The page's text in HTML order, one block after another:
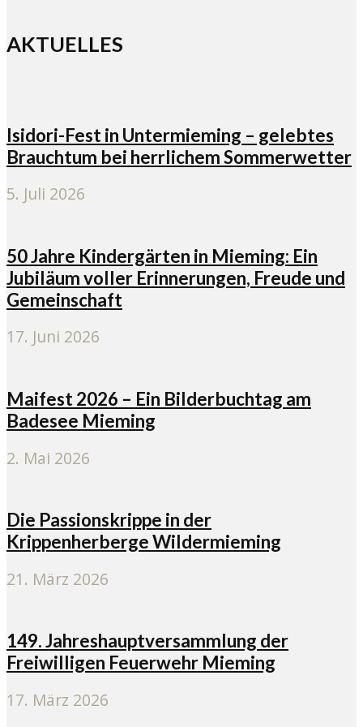
AKTUELLES
Isidori-Fest in Untermieming – gelebtes
Brauchtum bei herrlichem Sommerwetter
5. Juli 2026
50 Jahre Kindergärten in Mieming: Ein
Jubiläum voller Erinnerungen, Freude und
Gemeinschaft
17. Juni 2026
Maifest 2026 – Ein Bilderbuchtag am
Badesee Mieming
2. Mai 2026
Die Passionskrippe in der
Krippenherberge Wildermieming
21. März 2026
149. Jahreshauptversammlung der
Freiwilligen Feuerwehr Mieming
17. März 2026